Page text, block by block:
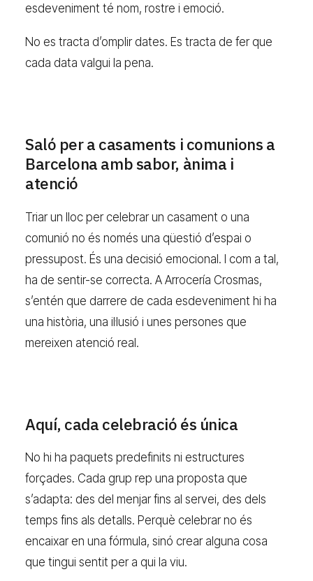
esdeveniment té nom, rostre i emoció.
No es tracta d’omplir dates. Es tracta de fer que
cada data valgui la pena.
Saló per a casaments i comunions a
Barcelona amb sabor, ànima i
atenció
Triar un lloc per celebrar un casament o una
comunió no és només una qüestió d’espai o
pressupost. És una decisió emocional. I com a tal,
ha de sentir-se correcta. A Arrocería Crosmas,
s’entén que darrere de cada esdeveniment hi ha
una història, una il·lusió i unes persones que
mereixen atenció real.
Aquí, cada celebració és única
No hi ha paquets predefinits ni estructures
forçades. Cada grup rep una proposta que
s’adapta: des del menjar fins al servei, des dels
temps fins als detalls. Perquè celebrar no és
encaixar en una fórmula, sinó crear alguna cosa
que tingui sentit per a qui la viu.